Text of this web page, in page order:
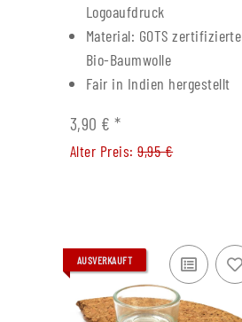
Logoaufdruck
Material: GOTS zertifizierte
Bio-Baumwolle
Fair in Indien hergestellt
3,90 €*
Alter Preis:9,95 €
AUSVERKAUFT